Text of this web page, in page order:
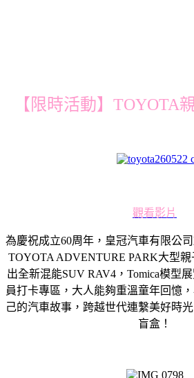
【限時活動】TOYOTA
觀看影片
為慶祝成立60周年，皇冠汽車有限公
TOYOTA ADVENTURE PARK大型
出全新混能SUV RAV4，Tomica模型
員打卡專區，大人能夠重溫童年回憶
己的汽車故事，跨越世代連繫美好時
盲盒！